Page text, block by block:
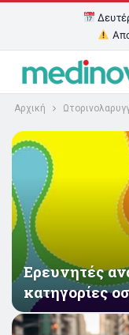
Αρχική
Eρευνητές
κατηγορίες